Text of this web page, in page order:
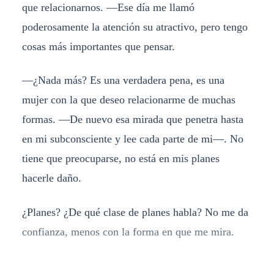
que relacionarnos. —Ese día me llamó
poderosamente la atención su atractivo, pero tengo
cosas más importantes que pensar.
—¿Nada más? Es una verdadera pena, es una
mujer con la que deseo relacionarme de muchas
formas. —De nuevo esa mirada que penetra hasta
en mi subconsciente y lee cada parte de mi—. No
tiene que preocuparse, no está en mis planes
hacerle daño.
¿Planes? ¿De qué clase de planes habla? No me da
confianza, menos con la forma en que me mira.